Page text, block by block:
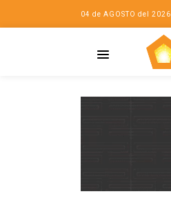
04 de AGOSTO del 2026